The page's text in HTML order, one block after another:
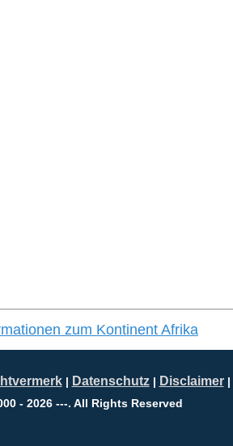
zum Kontinent Afrika
| Datenschutz| Disclaimer|
- 2026 ---. All Rights Reserved